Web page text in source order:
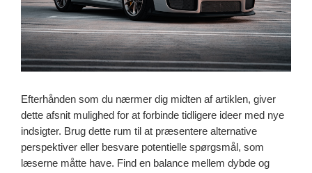
Efterhånden som du nærmer dig midten af artiklen, giver
dette afsnit mulighed for at forbinde tidligere ideer med nye
indsigter. Brug dette rum til at præsentere alternative
perspektiver eller besvare potentielle spørgsmål, som
læserne måtte have. Find en balance mellem dybde og